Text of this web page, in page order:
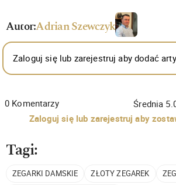
Autor:Adrian Szewczyk
Zaloguj się lub zarejestruj aby dodać
0 Komentarzy Średnia
Zaloguj się lub zarejestruj aby
Tagi:
ZEGARKI DAMSKIE ZŁOTY ZEGAREK